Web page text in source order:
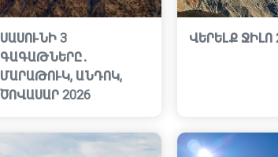
ՍԱՍՈՒՆԻ 3
ԳԱԳԱԹՆԵՐԸ․
ՄԱՐԱԹՈՒԿ, ԱՆԴՈԿ,
ԾՈՎԱՍԱՐ 2026
ՎԵՐԵԼՔ ՋԻԼՈ